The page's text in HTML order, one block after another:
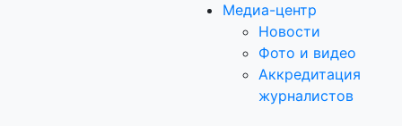
Медиа-центр
Новости
Фото и видео
Аккредитация
журналистов